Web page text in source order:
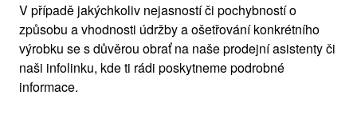
V případě jakýchkoliv nejasností či pochybností o
způsobu a vhodnosti údržby a ošetřování konkrétního
výrobku se s důvěrou obrať na naše prodejní asistenty či
naši infolinku, kde ti rádi poskytneme podrobné
informace.